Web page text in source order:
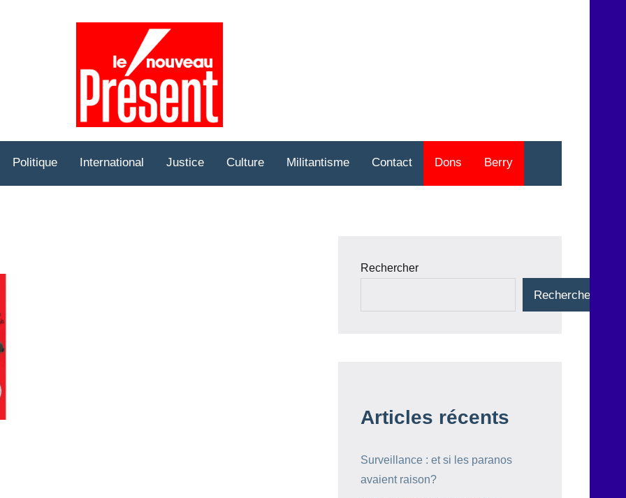
Politique International Justice Culture Militantisme Contact Dons Berry
Rechercher
Rechercher
Articles récents
Surveillance : et si les paranos
avaient raison?